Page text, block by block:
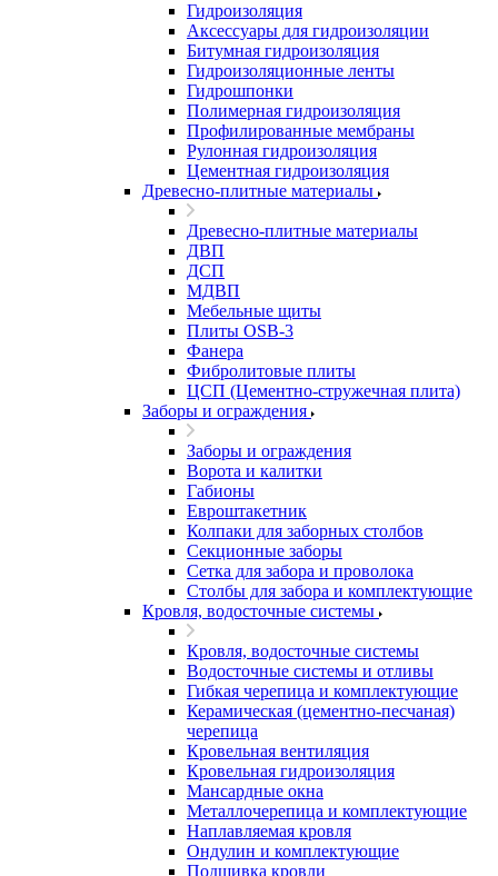
Гидроизоляция
Аксессуары для гидроизоляции
Битумная гидроизоляция
Гидроизоляционные ленты
Гидрошпонки
Полимерная гидроизоляция
Профилированные мембраны
Рулонная гидроизоляция
Цементная гидроизоляция
Древесно-плитные материалы
Древесно-плитные материалы
ДВП
ДСП
МДВП
Мебельные щиты
Плиты OSB-3
Фанера
Фибролитовые плиты
ЦСП (Цементно-стружечная плита)
Заборы и ограждения
Заборы и ограждения
Ворота и калитки
Габионы
Евроштакетник
Колпаки для заборных столбов
Секционные заборы
Сетка для забора и проволока
Столбы для забора и комплектующие
Кровля, водосточные системы
Кровля, водосточные системы
Водосточные системы и отливы
Гибкая черепица и комплектующие
Керамическая (цементно-песчаная)
черепица
Кровельная вентиляция
Кровельная гидроизоляция
Мансардные окна
Металлочерепица и комплектующие
Наплавляемая кровля
Ондулин и комплектующие
Подшивка кровли